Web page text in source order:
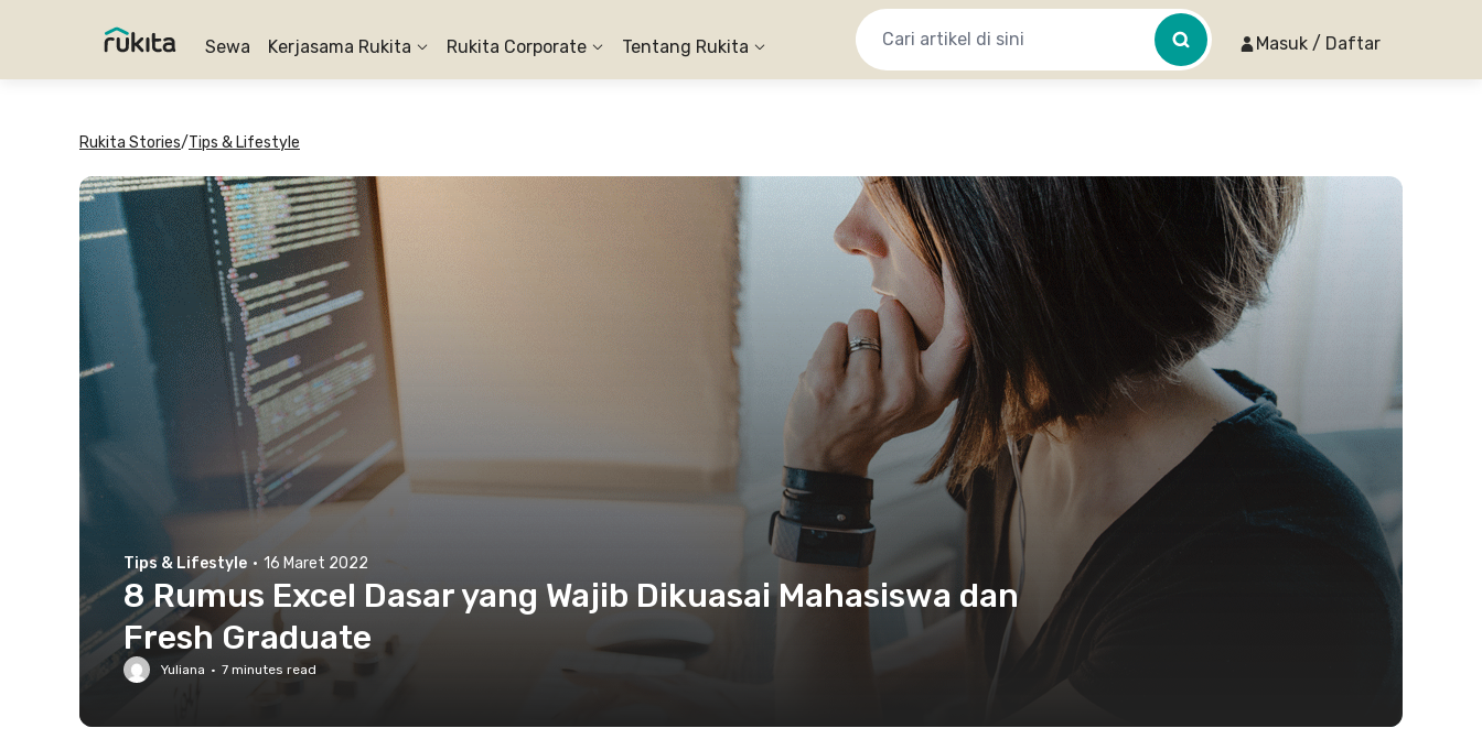
Sewa Kerjasama Rukita Rukita Corporate Tentang Rukita Masuk / Daftar
Rukita Stories/Tips & Lifestyle
Tips & Lifestyle · 16 Maret 2022
8 Rumus Excel Dasar yang Wajib Dikuasai Mahasiswa dan
Fresh Graduate
Yuliana · 7 minutes read